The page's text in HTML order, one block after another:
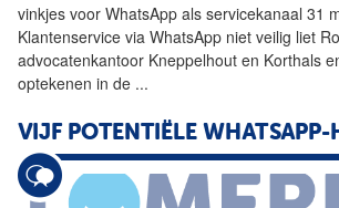
vinkjes voor WhatsApp als servicekanaal 31
Klantenservice via WhatsApp niet veilig liet
advocatenkantoor Kneppelhout en Korthals
optekenen in de ...
VIJF POTENTIËLE WHATSAPP-